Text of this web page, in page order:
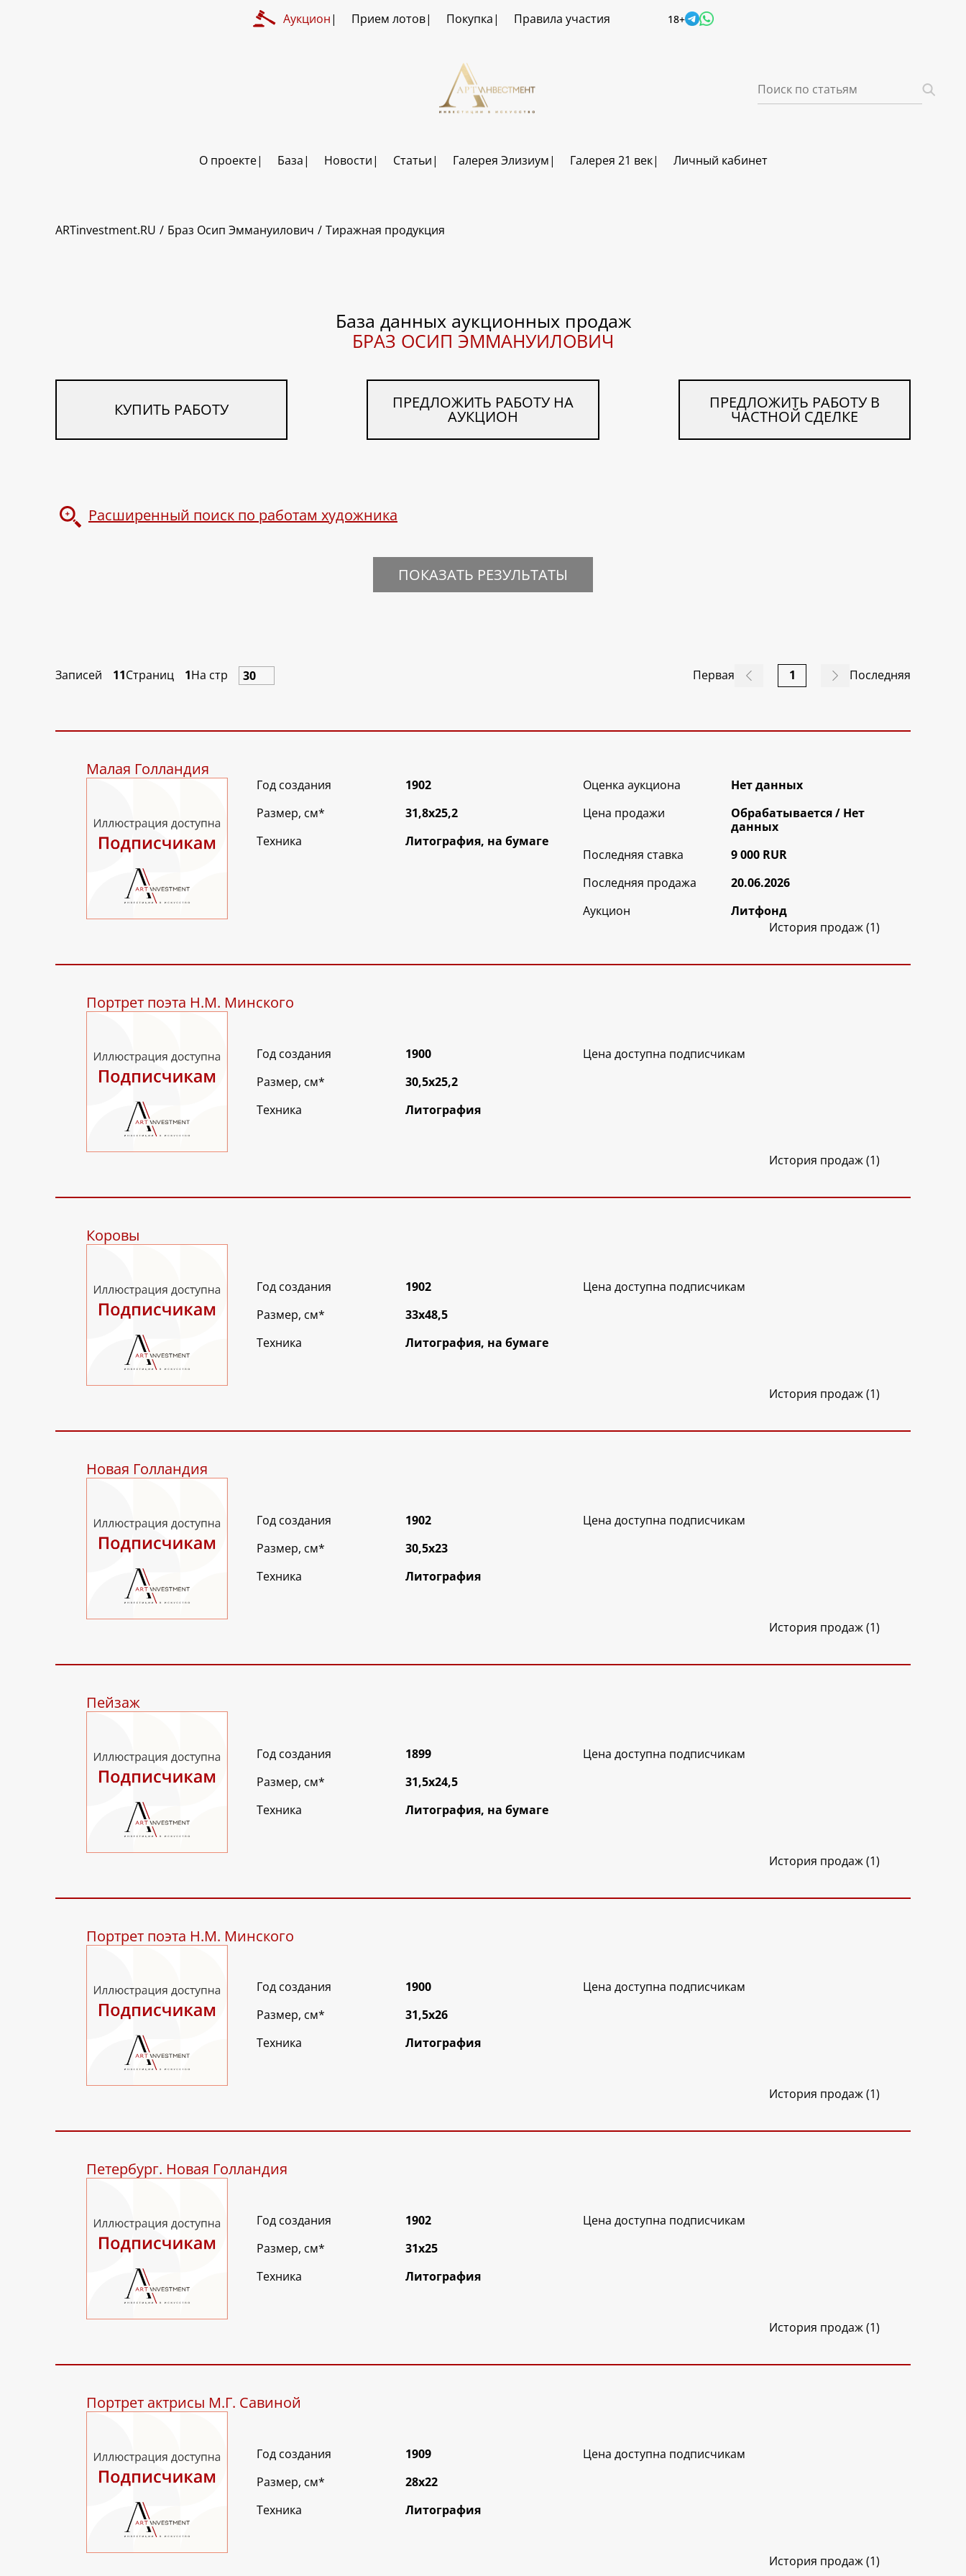
Аукцион Прием лотов Покупка Правила участия 18+
О проекте База Новости Статьи Галерея Элизиум Галерея 21 век Личный кабинет
ARTinvestment.RU Браз Осип Эммануилович Тиражная продукция
База данных аукционных продаж
БРАЗ ОСИП ЭММАНУИЛОВИЧ
КУПИТЬ РАБОТУ ПРЕДЛОЖИТЬ РАБОТУ НА
АУКЦИОН
ПРЕДЛОЖИТЬ РАБОТУ В
ЧАСТНОЙ СДЕЛКЕ
Расширенный поиск по работам художника
ПОКАЗАТЬ РЕЗУЛЬТАТЫ
Записей 11Страниц 1На стр Первая 1 Последняя
Малая Голландия
Год создания
1902
Размер, см*
31,8х25,2
Техника
Литография, на бумаге
Оценка аукциона
Нет данных
Цена продажи
Обрабатываетcя / Нет
данных
Последняя ставка
9 000 RUR
Последняя продажа
20.06.2026
Аукцион
Литфонд
История продаж (1)
Портрет поэта Н.М. Минского
Год создания
1900
Размер, см*
30,5х25,2
Техника
Литография
Цена доступна подписчикам
История продаж (1)
Коровы
Год создания
1902
Размер, см*
33х48,5
Техника
Литография, на бумаге
Цена доступна подписчикам
История продаж (1)
Новая Голландия
Год создания
1902
Размер, см*
30,5х23
Техника
Литография
Цена доступна подписчикам
История продаж (1)
Пейзаж
Год создания
1899
Размер, см*
31,5х24,5
Техника
Литография, на бумаге
Цена доступна подписчикам
История продаж (1)
Портрет поэта Н.М. Минского
Год создания
1900
Размер, см*
31,5х26
Техника
Литография
Цена доступна подписчикам
История продаж (1)
Петербург. Новая Голландия
Год создания
1902
Размер, см*
31х25
Техника
Литография
Цена доступна подписчикам
История продаж (1)
Портрет актрисы М.Г. Савиной
Год создания
1909
Размер, см*
28х22
Техника
Литография
Цена доступна подписчикам
История продаж (1)